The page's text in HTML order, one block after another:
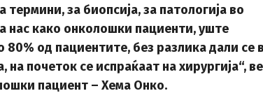
термини, за биопсија, за патологија во
нас како онколошки пациенти, уште
80% од пациентите, без разлика дали се
почеток се испраќаат на хирургија“,
пациент – Хема Онко.